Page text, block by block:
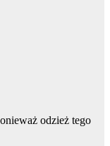
odzież tego